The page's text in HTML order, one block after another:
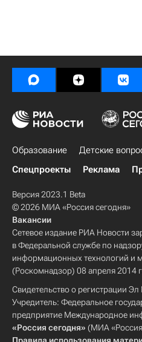
Образование Детские
Спецпроекты
Реклама
Версия 2023.1 Beta
© 2026 МИА «Россия сегодня»
Вакансии
Сетевое издание РИА Новости
в Федеральной службе по
информационных технологий и
(Роскомнадзор) 08 апреля 2014
Свидетельство о регистрации
Учредитель: Федеральное
предприятие Международное
«Россия сегодня» (МИА «Россия